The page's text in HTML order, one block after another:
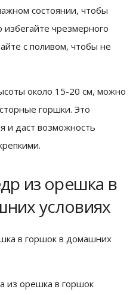
состоянии, чтобы
избегайте чрезмерного
с поливом, чтобы не
около 15-20 см, можно
горшки. Это
и даст возможность
из орешка в
условиях
из орешка в горшок